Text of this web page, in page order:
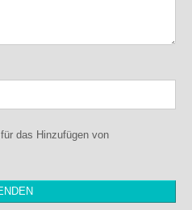
für das Hinzufügen von